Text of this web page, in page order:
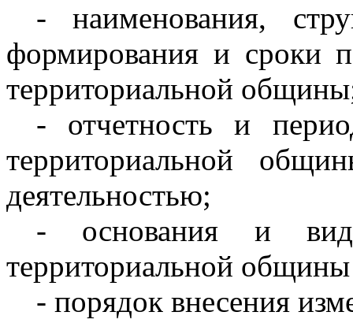
- наименования,
формирования и сроки
территориальной
- отчетность и
территориальной
деятельностью;
- основания и виды
территориальной
- порядок внесения